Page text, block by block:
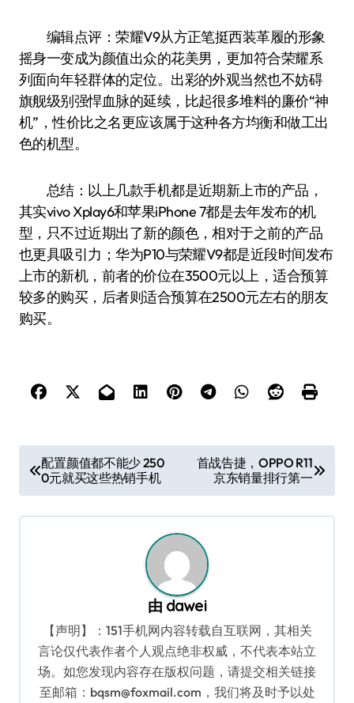
编辑点评：荣耀V9从方正笔挺西装革履的形象
摇身一变成为颜值出众的花美男，更加符合荣耀系
列面向年轻群体的定位。出彩的外观当然也不妨碍
旗舰级别强悍血脉的延续，比起很多堆料的廉价“神
机”，性价比之名更应该属于这种各方均衡和做工出
色的机型。
总结：以上几款手机都是近期新上市的产品，
其实vivo Xplay6和苹果iPhone 7都是去年发布的机
型，只不过近期出了新的颜色，相对于之前的产品
也更具吸引力；华为P10与荣耀V9都是近段时间发布
上市的新机，前者的价位在3500元以上，适合预算
较多的购买，后者则适合预算在2500元左右的朋友
购买。
章
导
配置颜值都不能少 250
0元就买这些热销手机
首战告捷，OPPO R11
京东销量排行第一
由 dawei
【声明】：151手机网内容转载自互联网，其相关
言论仅代表作者个人观点绝非权威，不代表本站立
场。如您发现内容存在版权问题，请提交相关链接
至邮箱：bqsm@foxmail.com，我们将及时予以处